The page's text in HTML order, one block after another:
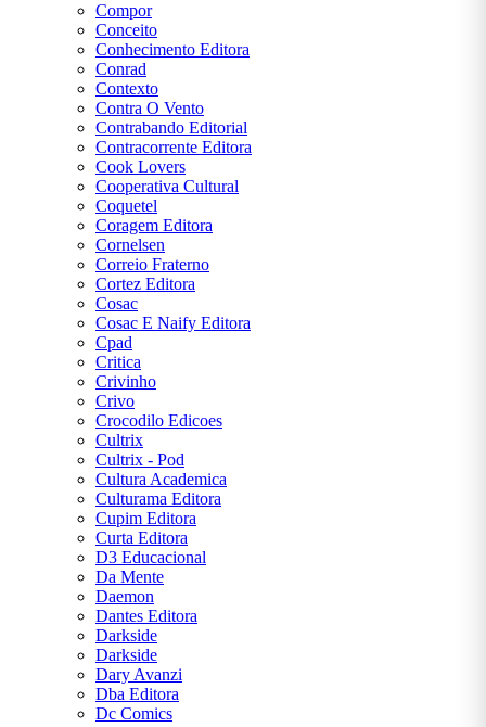
Compor
Conceito
Conhecimento Editora
Conrad
Contexto
Contra O Vento
Contrabando Editorial
Contracorrente Editora
Cook Lovers
Cooperativa Cultural
Coquetel
Coragem Editora
Cornelsen
Correio Fraterno
Cortez Editora
Cosac
Cosac E Naify Editora
Cpad
Critica
Crivinho
Crivo
Crocodilo Edicoes
Cultrix
Cultrix - Pod
Cultura Academica
Culturama Editora
Cupim Editora
Curta Editora
D3 Educacional
Da Mente
Daemon
Dantes Editora
Darkside
Darkside
Dary Avanzi
Dba Editora
Dc Comics